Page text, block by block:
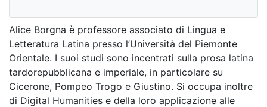
Alice Borgna è professore associato di Lingua e
Letteratura Latina presso l’Università del Piemonte
Orientale. I suoi studi sono incentrati sulla prosa latina
tardorepubblicana e imperiale, in particolare su
Cicerone, Pompeo Trogo e Giustino. Si occupa inoltre
di Digital Humanities e della loro applicazione alle